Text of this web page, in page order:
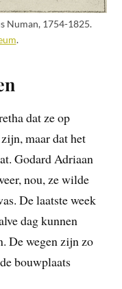
Numan, 1754-1825.
.
dat ze op
maar dat het
Godard Adriaan
nou, ze wilde
De laatste week
dag kunnen
De wegen zijn zo
bouwplaats